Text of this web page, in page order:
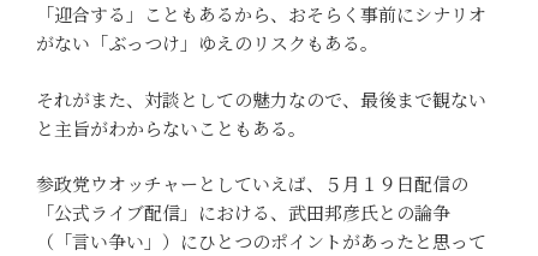
「迎合する」こともあるから、おそらく事前にシナリオ
がない「ぶっつけ」ゆえのリスクもある。
それがまた、対談としての魅力なので、最後まで観ない
と主旨がわからないこともある。
参政党ウオッチャーとしていえば、５月１９日配信の
「公式ライブ配信」における、武田邦彦氏との論争
（「言い争い」）にひとつのポイントがあったと思って